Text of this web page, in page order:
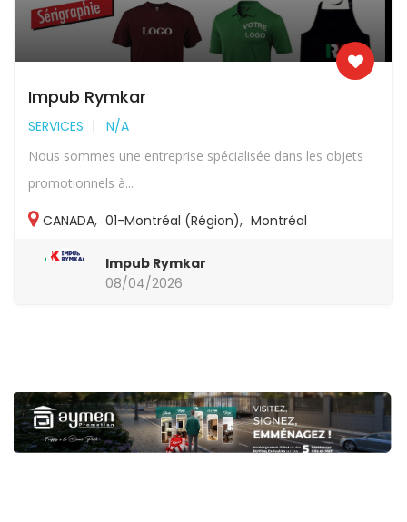
Impub Rymkar
SERVICES N/A
Nous sommes une entreprise spécialisée dans les objets
promotionnels à...
CANADA, 01-Montréal (Région), Montréal
Impub Rymkar
08/04/2026